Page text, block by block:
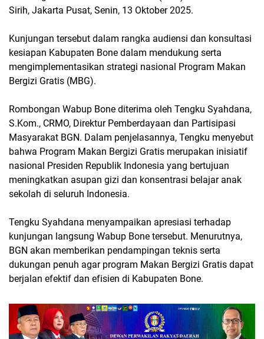
Sirih, Jakarta Pusat, Senin, 13 Oktober 2025.
Kunjungan tersebut dalam rangka audiensi dan konsultasi
kesiapan Kabupaten Bone dalam mendukung serta
mengimplementasikan strategi nasional Program Makan
Bergizi Gratis (MBG).
Rombongan Wabup Bone diterima oleh Tengku Syahdana,
S.Kom., CRMO, Direktur Pemberdayaan dan Partisipasi
Masyarakat BGN. Dalam penjelasannya, Tengku menyebut
bahwa Program Makan Bergizi Gratis merupakan inisiatif
nasional Presiden Republik Indonesia yang bertujuan
meningkatkan asupan gizi dan konsentrasi belajar anak
sekolah di seluruh Indonesia.
Tengku Syahdana menyampaikan apresiasi terhadap
kunjungan langsung Wabup Bone tersebut. Menurutnya,
BGN akan memberikan pendampingan teknis serta
dukungan penuh agar program Makan Bergizi Gratis dapat
berjalan efektif dan efisien di Kabupaten Bone.